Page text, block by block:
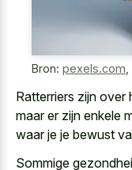
Bron: pexels.com
Ratterriers zijn over
maar er zijn enkele
waar je je bewust
Sommige